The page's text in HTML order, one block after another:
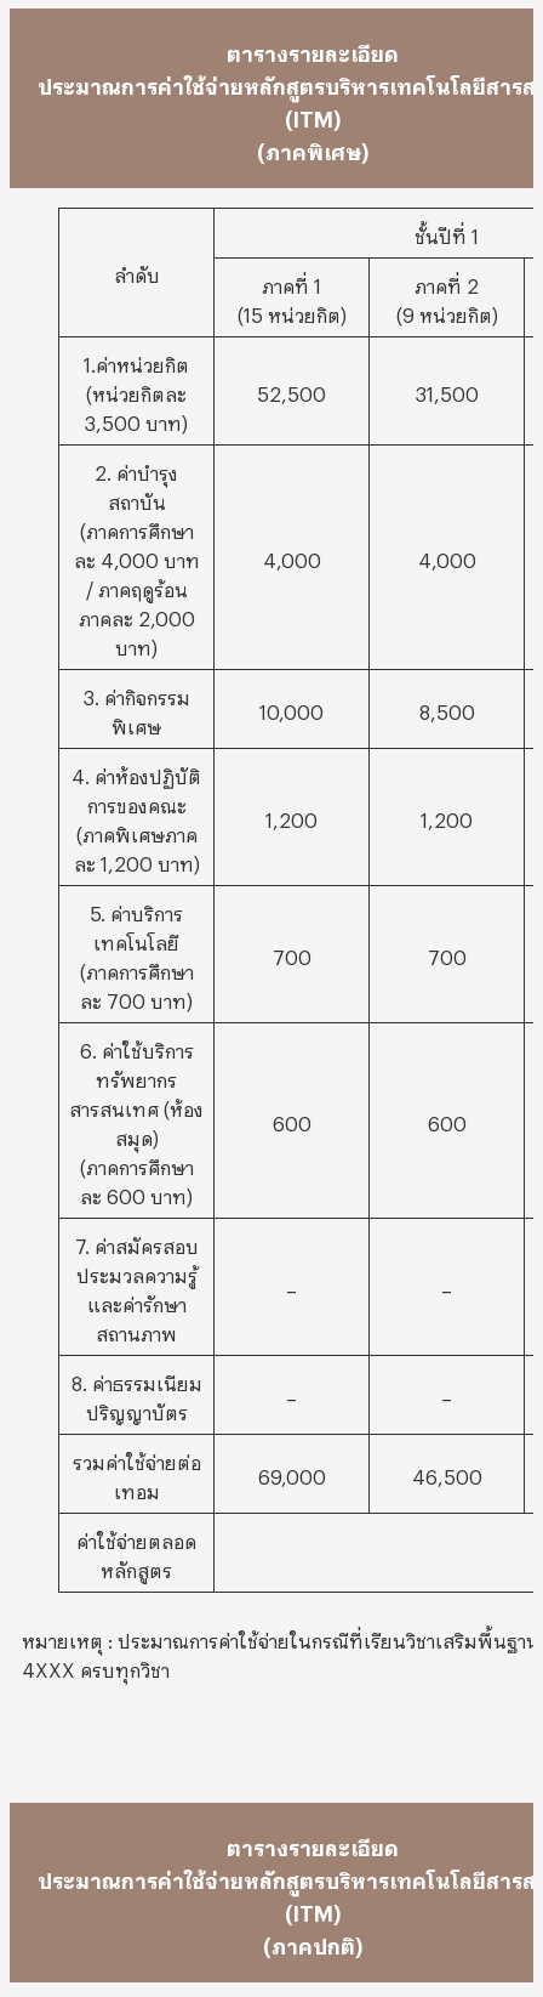
ตารางรายละเอียด
ประมาณการค่าใช้จ่ายหลักสูตรบริหารเทคโนโลยีสารส
(ITM)
(ภาคพิเศษ)
ลำดับ
ชั้นปีที่ 1
ภาคที่ 1
(15 หน่วยกิต)
ภาคที่ 2
(9 หน่วยกิต)
1.ค่าหน่วยกิต
(หน่วยกิตละ
3,500 บาท)
52,500 31,500
2. ค่าบำรุง
สถาบัน
(ภาคการศึกษา
ละ 4,000 บาท
/ ภาคฤดูร้อน
ภาคละ 2,000
บาท)
4,000 4,000
3. ค่ากิจกรรม
พิเศษ
10,000 8,500
4. ค่าห้องปฏิบัติ
การของคณะ
(ภาคพิเศษภาค
ละ 1,200 บาท)
1,200 1,200
5. ค่าบริการ
เทคโนโลยี
(ภาคการศึกษา
ละ 700 บาท)
700 700
6. ค่าใช้บริการ
ทรัพยากร
สารสนเทศ (ห้อง
สมุด)
(ภาคการศึกษา
ละ 600 บาท)
600 600
7. ค่าสมัครสอบ
ประมวลความรู้
และค่ารักษา
สถานภาพ
8. ค่าธรรมเนียม
ปริญญาบัตร
รวมค่าใช้จ่ายต่อ
เทอม
69,000 46,500
ค่าใช้จ่ายตลอด
หลักสูตร
หมายเหตุ : ประมาณการค่าใช้จ่ายในกรณีที่เรียนวิชาเสริมพื้นฐา
4XXX ครบทุกวิชา
ตารางรายละเอียด
ประมาณการค่าใช้จ่ายหลักสูตรบริหารเทคโนโลยีสารส
(ITM)
(ภาคปกติ)